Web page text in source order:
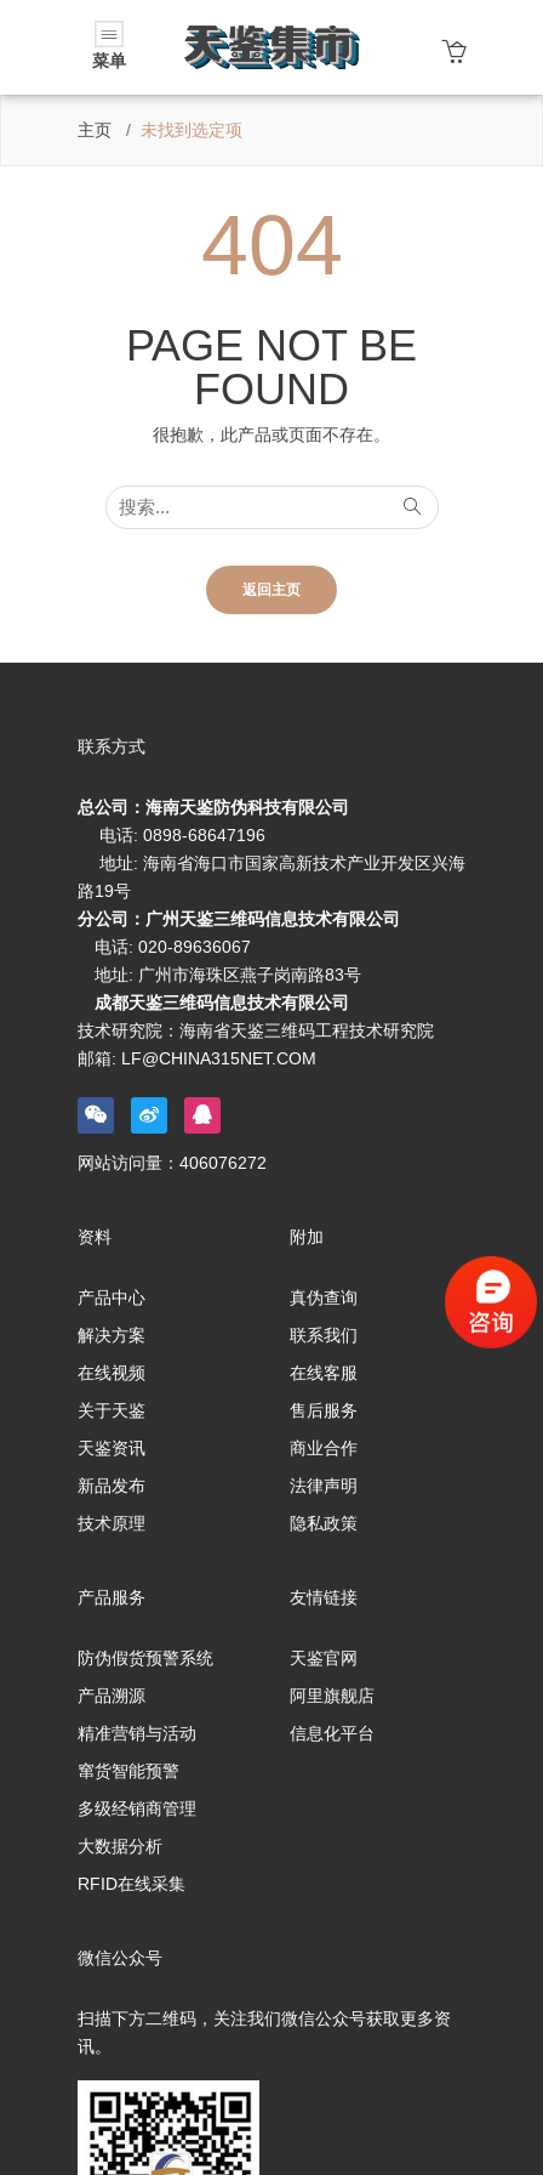
菜单
主页 未找到选定项
404
PAGE NOT BE
FOUND
很抱歉，此产品或页面不存在。
返回主页
联系方式
总公司：海南天鉴防伪科技有限公司
电话: 0898-68647196
地址: 海南省海口市国家高新技术产业开发区兴海
路19号
分公司：广州天鉴三维码信息技术有限公司
电话: 020-89636067
地址: 广州市海珠区燕子岗南路83号
成都天鉴三维码信息技术有限公司
技术研究院：海南省天鉴三维码工程技术研究院
邮箱: LF@CHINA315NET.COM
网站访问量： 406076272
资料
产品中心
解决方案
在线视频
关于天鉴
天鉴资讯
新品发布
技术原理
附加
真伪查询
联系我们
在线客服
售后服务
商业合作
法律声明
隐私政策
产品服务
防伪假货预警系统
产品溯源
精准营销与活动
窜货智能预警
多级经销商管理
大数据分析
RFID在线采集
友情链接
天鉴官网
阿里旗舰店
信息化平台
微信公众号
扫描下方二维码，关注我们微信公众号获取更多资
讯。